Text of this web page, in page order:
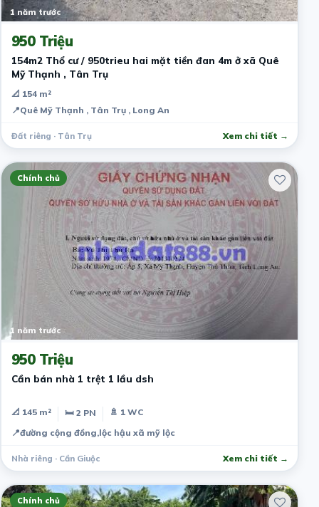
1 năm trước
950 Triệu
154m2 Thổ cư / 950trieu hai mặt tiền đan 4m ở xã Quê
Mỹ Thạnh , Tân Trụ
📐 154 m²
📍Quê Mỹ Thạnh , Tân Trụ , Long An
Đất riêng · Tân Trụ Xem chi tiết →
Chính chủ
1 năm trước
950 Triệu
Cần bán nhà 1 trệt 1 lầu dsh
📐 145 m² 🛏 2 PN
🚿 1 WC
📍đường cộng đồng,lộc hậu xã mỹ lộc
Nhà riêng · Cần Giuộc Xem chi tiết →
Chính chủ